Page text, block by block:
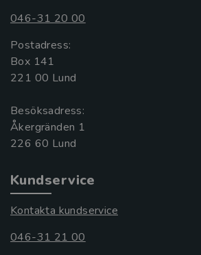
046-31 20 00
Postadress:
Box 141
221 00 Lund
Besöksadress:
Åkergränden 1
Kundservice
Kontakta kundservice
046-31 21 00